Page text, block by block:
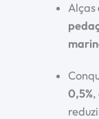
Alças
0,5%,